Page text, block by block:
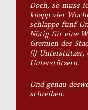
Doch, so muss
knapp vier
schlappe fünf
Nötig für eine
Gremien des
(!) Unterstützer,
Unterstützern.
Und genau
schreiben: